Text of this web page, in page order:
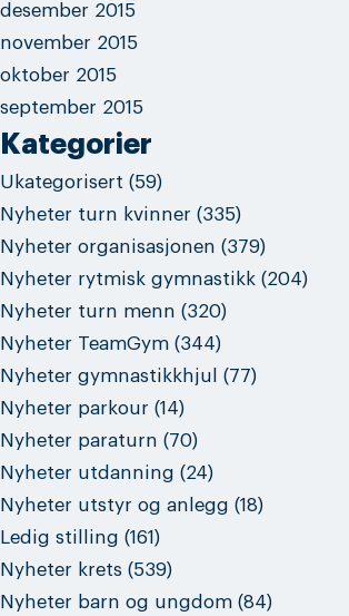
desember 2015
november 2015
oktober 2015
september 2015
Kategorier
Ukategorisert (59)
Nyheter turn kvinner (335)
Nyheter organisasjonen (379)
Nyheter rytmisk gymnastikk (204)
Nyheter turn menn (320)
Nyheter TeamGym (344)
Nyheter gymnastikkhjul
(77)
Nyheter parkour (14)
Nyheter paraturn (70)
Nyheter utdanning (24)
Nyheter utstyr og anlegg (18)
Ledig stilling (161)
Nyheter krets (539)
Nyheter barn og ungdom (84)